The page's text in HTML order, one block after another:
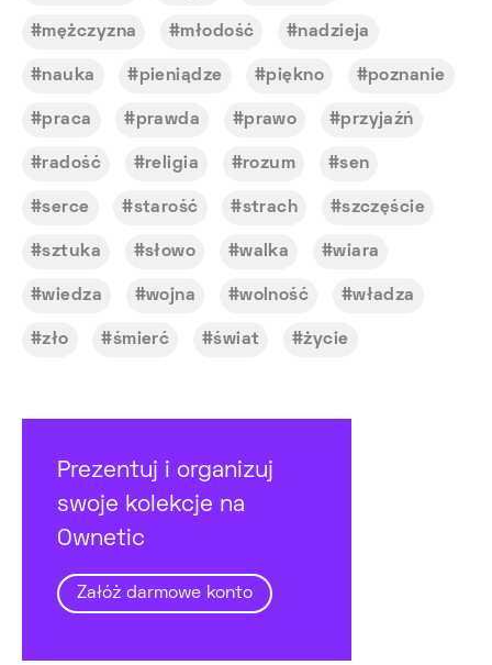
mężczyzna młodość nadzieja
nauka pieniądze piękno poznanie
praca prawda prawo przyjaźń
radość religia rozum sen
serce starość strach szczęście
sztuka słowo walka wiara
wiedza wojna wolność władza
zło śmierć świat życie
Prezentuj i organizuj
swoje kolekcje na
Ownetic
Załóż darmowe konto